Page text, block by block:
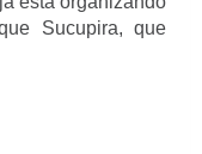
Sucupira, que